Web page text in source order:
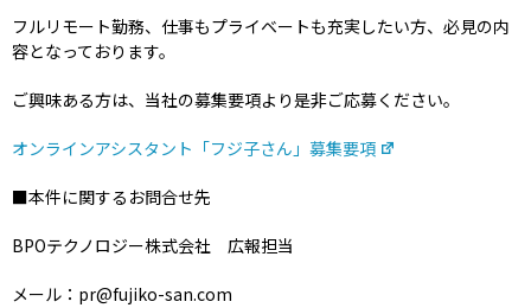
フルリモート勤務、仕事もプライベートも充実したい方、必見の内
容となっております。
ご興味ある方は、当社の募集要項より是非ご応募ください。
オンラインアシスタント「フジ子さん」募集要項
■本件に関するお問合せ先
BPOテクノロジー株式会社 広報担当
メール：pr@fujiko-san.com